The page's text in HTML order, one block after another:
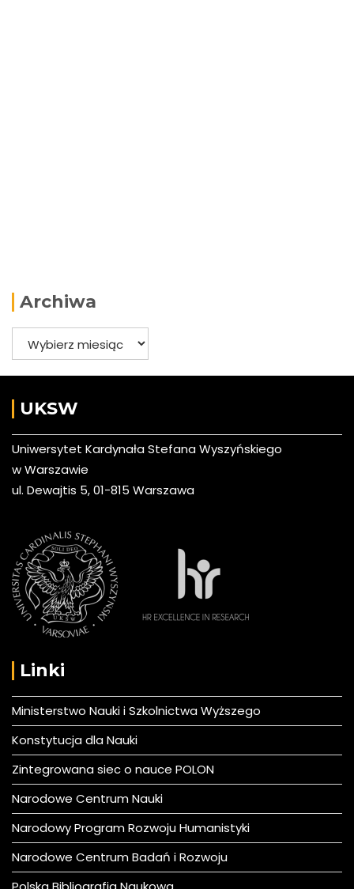
Archiwa
Archiwa
UKSW
Uniwersytet Kardynała Stefana Wyszyńskiego
w Warszawie
ul. Dewajtis 5, 01-815 Warszawa
Linki
Ministerstwo Nauki i Szkolnictwa Wyższego
Konstytucja dla Nauki
Zintegrowana siec o nauce POLON
Narodowe Centrum Nauki
Narodowy Program Rozwoju Humanistyki
Narodowe Centrum Badań i Rozwoju